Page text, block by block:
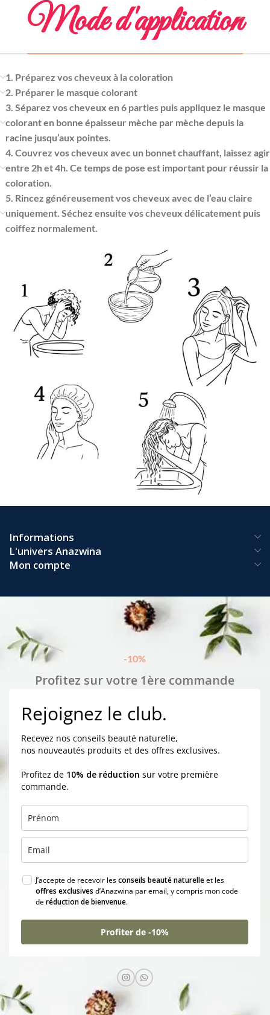
Mode d'application
1. Préparez vos cheveux à la coloration
2. Préparer le masque colorant
3. Séparez vos cheveux en 6 parties puis appliquez le masque
colorant en bonne épaisseur mèche par mèche depuis la
racine jusqu’aux pointes.
4. Couvrez vos cheveux avec un bonnet chauffant, laissez agir
entre 2h et 4h. Ce temps de pose est important pour réussir la
coloration.
5. Rincez généreusement vos cheveux avec de l’eau claire
uniquement. Séchez ensuite vos cheveux délicatement puis
coiffez normalement.
Informations
L'univers Anazwina
Mon compte
-10%
Profitez sur votre 1ère commande
Rejoignez le club.
Recevez nos conseils beauté naturelle,
nos nouveautés produits et des offres exclusives.
Profitez de 10% de réduction sur votre première
commande.
J’accepte de recevoir lesconseils beauté naturelleet les
offres exclusives d’Anazwina par email, y compris mon code
deréduction de bienvenue.
Profiter de -10%